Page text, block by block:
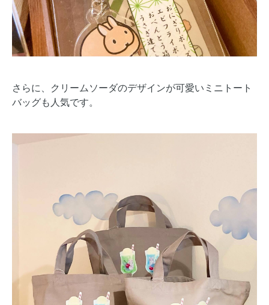
さらに、クリームソーダのデザインが可愛いミニトート
バッグも人気です。